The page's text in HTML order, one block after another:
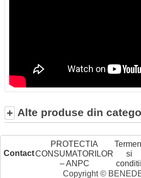
+ Alte produse din
Contact
PROTECTIA
CONSUMATORILOR
– ANPC
si
conditii
Copyright ©